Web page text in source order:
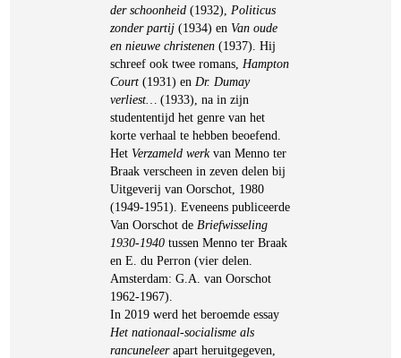
der schoonheid(1932), Politicus
zonder partij (1934) en Van oude
en nieuwe christenen (1937). Hij
schreef ook twee romans, Hampton
Court (1931) en Dr. Dumay
verliest…
(1933), na in zijn
studententijd het genre van het
korte verhaal te hebben beoefend.
Het Verzameld werkvan Menno ter
Braak verscheen in zeven delen bij
Uitgeverij van Oorschot, 1980
(1949-1951). Eveneens publiceerde
Van Oorschot de Briefwisseling
1930-1940 tussen Menno ter Braak
en E. du Perron (vier delen.
Amsterdam: G.A. van Oorschot
1962-1967).
In 2019 werd het beroemde essay
Het nationaal-socialisme als
rancuneleerapart heruitgegeven,